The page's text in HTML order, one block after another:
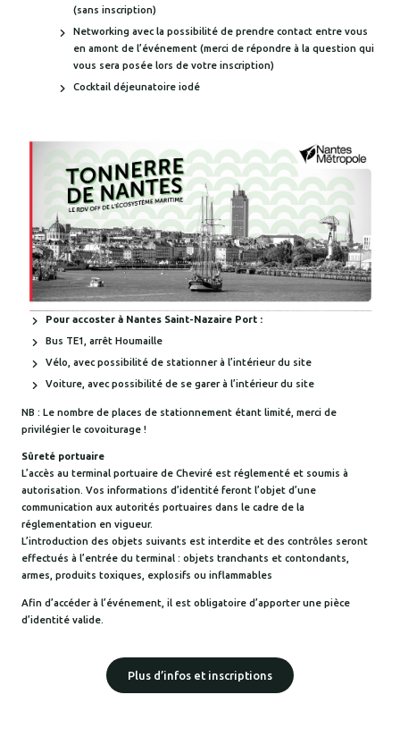
(sans inscription)
Networking avec la possibilité de prendre contact entre vous
en amont de l’événement (merci de répondre à la question qui
vous sera posée lors de votre inscription)
Cocktail déjeunatoire iodé
Pour accoster à Nantes Saint-Nazaire Port :
Bus TE1, arrêt Houmaille
Vélo, avec possibilité de stationner à l’intérieur du site
Voiture, avec possibilité de se garer à l’intérieur du site
NB : Le nombre de places de stationnement étant limité, merci de
privilégier le covoiturage !
Sûreté portuaire
L’accès au terminal portuaire de Cheviré est réglementé et soumis à
autorisation. Vos informations d’identité feront l’objet d’une
communication aux autorités portuaires dans le cadre de la
réglementation en vigueur.
L’introduction des objets suivants est interdite et des contrôles seront
effectués à l’entrée du terminal : objets tranchants et contondants,
armes, produits toxiques, explosifs ou inflammables
Afin d’accéder à l’événement, il est obligatoire d’apporter une pièce
d’identité valide.
Plus d’infos et inscriptions